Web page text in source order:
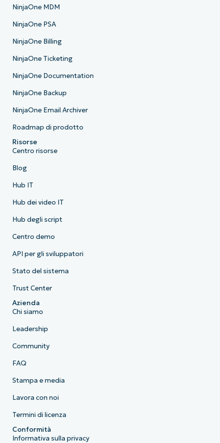
NinjaOne MDM
NinjaOne PSA
NinjaOne Billing
NinjaOne Ticketing
NinjaOne Documentation
NinjaOne Backup
NinjaOne Email Archiver
Roadmap di prodotto
Risorse
Centro risorse
Blog
Hub IT
Hub dei video IT
Hub degli script
Centro demo
API per gli sviluppatori
Stato del sistema
Trust Center
Azienda
Chi siamo
Leadership
Community
FAQ
Stampa e media
Lavora con noi
Termini di licenza
Conformità
Informativa sulla privacy